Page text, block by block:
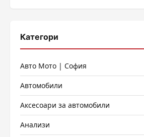
Категори
Авто Мото | София
Автомобили
Аксесоари за автомобили
Анализи